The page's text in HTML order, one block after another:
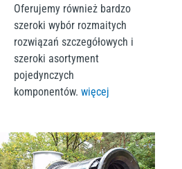
Oferujemy również bardzo
szeroki wybór rozmaitych
rozwiązań szczegółowych i
szeroki asortyment
pojedynczych
komponentów. więcej